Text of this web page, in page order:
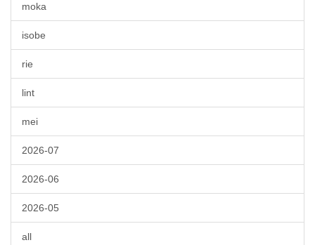
moka
isobe
rie
lint
mei
2026-07
2026-06
2026-05
all